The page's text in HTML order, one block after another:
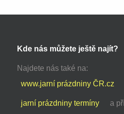
Kde nás můžete ještě najít?
Najdete nás také na:
www.jarní prázdniny ČR.cz
jarní prázdniny termíny a